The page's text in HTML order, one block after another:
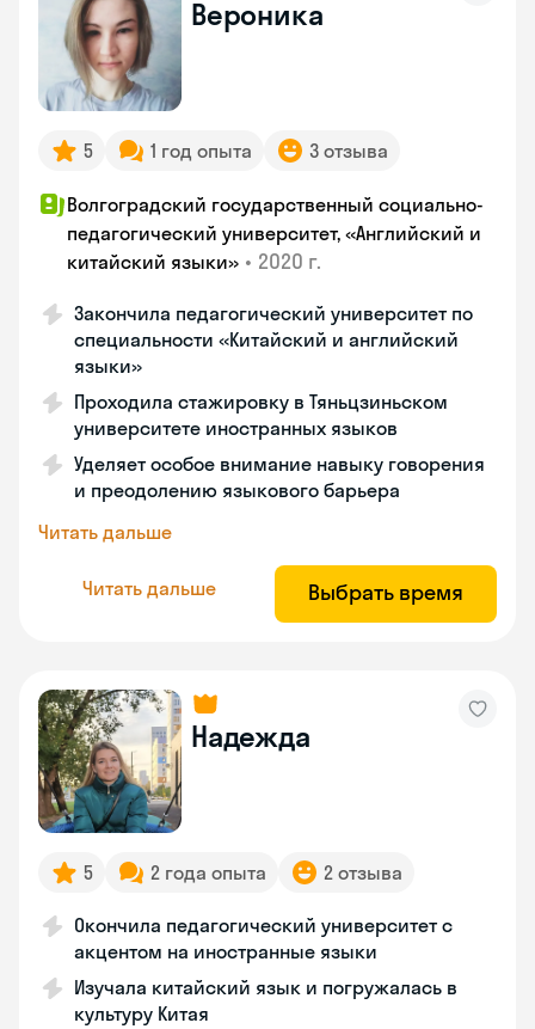
Вероника
5 1 год опыта 3 отзыва
Волгоградский государственный социально-
педагогический университет, «Английский и
китайский языки» • 2020 г.
Закончила педагогический университет по
специальности «Китайский и английский
языки»
Проходила стажировку в Тяньцзиньском
университете иностранных языков
Уделяет особое внимание навыку говорения
и преодолению языкового барьера
Читать дальше
Читать дальше Выбрать время
Надежда
5 2 года опыта 2 отзыва
Окончила педагогический университет с
акцентом на иностранные языки
Изучала китайский язык и погружалась в
культуру Китая